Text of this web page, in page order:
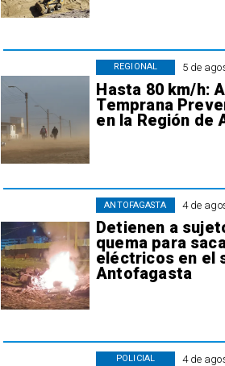
5 de
Hasta 80 km/h:
Temprana
en la Región de
REGIONAL
4 de
Detienen a
quema para
eléctricos en el
Antofagasta
ANTOFAGASTA
4 de
POLICIAL